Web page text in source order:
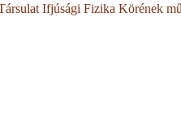
Ifjúsági Fizika Körének